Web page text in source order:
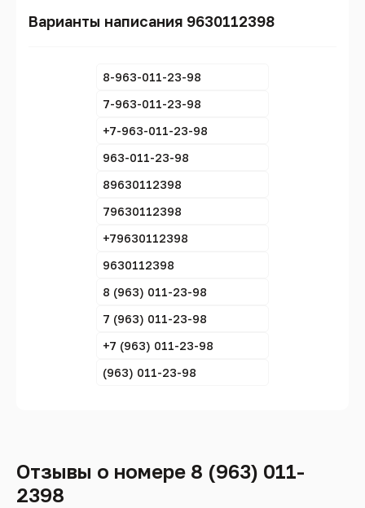
Варианты написания 9630112398
8-963-011-23-98
7-963-011-23-98
+7-963-011-23-98
963-011-23-98
89630112398
79630112398
+79630112398
9630112398
8 (963) 011-23-98
7 (963) 011-23-98
+7 (963) 011-23-98
(963) 011-23-98
Отзывы о номере 8 (963) 011-
2398